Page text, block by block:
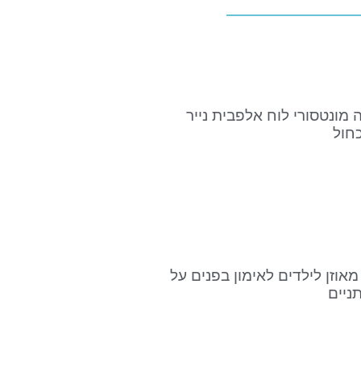
מונטסורי לוח אלפבית נייר
לילדים לאימון בפנים על